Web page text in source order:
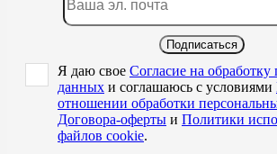
Подписаться
Я даю свое Согласие на
данных и соглашаюсь с условиями
отношении обработки
Договора-оферты и Политики
файлов cookie.